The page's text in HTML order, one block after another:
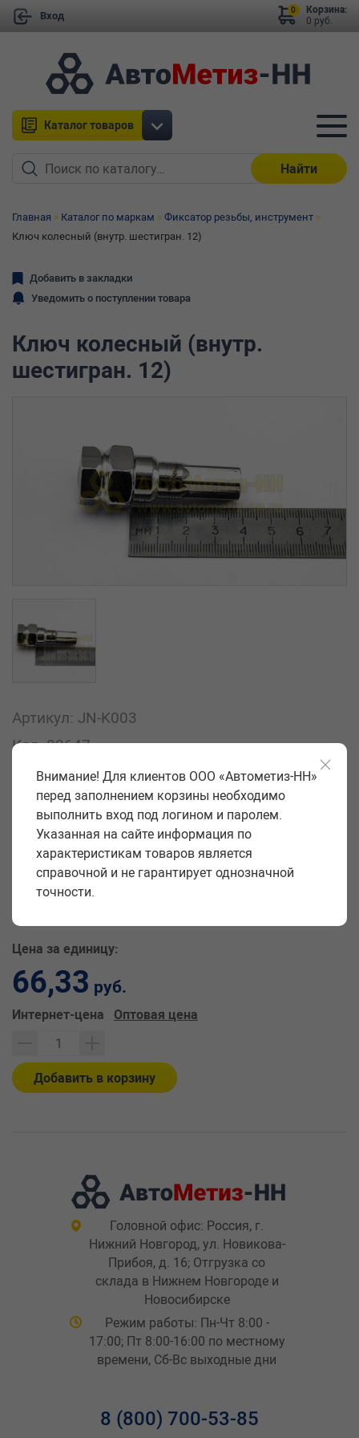
Вход
Корзина:
0 руб.
0
Каталог товаров
Найти
Главная Каталог по маркам
Фиксатор резьбы, инструмент
Ключ колесный (внутр. шестигран. 12)
Добавить в закладки
Уведомить о поступлении товара
Ключ колесный (внутр.
шестигран. 12)
Артикул: JN-K003
Код: 02647
Закажите товар ключ колесный (внутр. шестигран. 12) на
сайте «Автометиз-НН» оптом с доставкой по всей России.
Купить товар ключ колесный (внутр. шестигран. 12) можно по
цене 66.33 рублей (характеристики, фото, описание).
Производитель
Вес упаковки
Цена за единицу:
66,33 руб.
Интернет-цена Оптовая цена
Добавить в корзину
Головной офис: Россия, г.
Нижний Новгород, ул. Новикова-
Прибоя, д. 16; Отгрузка со
склада в Нижнем Новгороде и
Новосибирске
Режим работы: Пн-Чт 8:00 -
17:00; Пт 8:00-16:00 по местному
времени, Сб-Вс выходные дни
8 (800) 700-53-85
Внимание! Для клиентов ООО «Автометиз-НН»
перед заполнением корзины необходимо
выполнить вход под логином и паролем.
Указанная на сайте информация по
характеристикам товаров является
справочной и не гарантирует однозначной
точности.